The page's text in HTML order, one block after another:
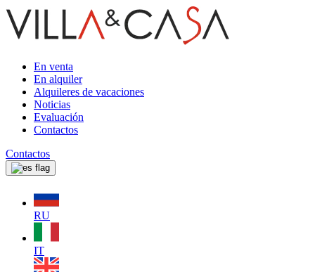
En venta
En alquiler
Alquileres de vacaciones
Noticias
Evaluación
Contactos
Contactos
RU
IT